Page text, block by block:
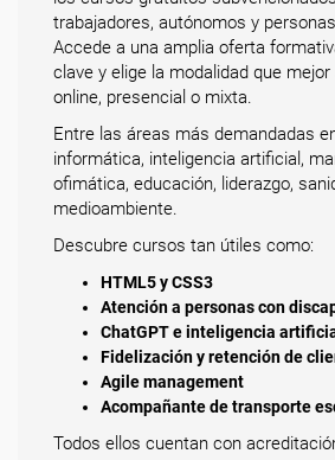
trabajadores, autónomos y
Accede a una amplia oferta
clave y elige la modalidad que
online, presencial o mixta.
Entre las áreas más demandadas
informática, inteligencia artificial,
ofimática, educación, liderazgo,
medioambiente.
Descubre cursos tan útiles como:
HTML5 y CSS3
Atención a personas con
ChatGPT e inteligencia
Fidelización y retención de
Agile management
Acompañante de transporte
Todos ellos cuentan con